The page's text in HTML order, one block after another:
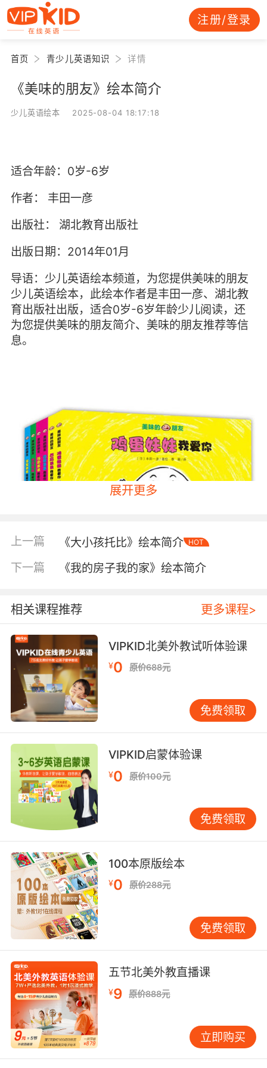
注册/登录
首页 青少儿英语知识 详情
《美味的朋友》绘本简介
少儿英语绘本 2025-08-04 18:17:18
适合年龄：0岁-6岁
作者：
丰田一彦
出版社：
湖北教育出版社
出版日期：2014年01月
导语：少儿英语绘本频道，为您提供美味的朋友
少儿英语绘本，此绘本作者是丰田一彦、湖北教
育出版社出版，适合0岁-6岁年龄少儿阅读，还
为您提供美味的朋友简介、美味的朋友推荐等信
息。
内容简介
《美味的朋友》是0~6岁孩子培养健康饮食首选
图画书，日本经典幼儿食育绘本，日本当代著名
女诗人、日本文坛最受瞩目的角川短歌赏获得者
万智倾力推荐。
《美味的朋友》共6册，美味主人公包括饭团、鸡
蛋、豆腐、纳豆、西瓜、苹果，个个形象可爱，
活力十足，它们都有一段略有波折的有趣经历，
积极解决问题，并用手势告诉小读者：“不用担
心！”然后向小读者献上一味美食。
《美味的朋友》让幼儿对这样健康食品产生兴
趣，帮助幼儿爱上吃饭，养成健康饮食习惯。随
书附赠澳大利亚营养师协会认证督导营养师刘遂
谦编写的《美味的朋友》营养手册，为小读者献
上配套的实用幼儿健康美味食谱。
媒体评论
一提起教育，人们立刻想到的是德育、智育、体
育。但是近年来，食育也被提升到重要的位置。
有些国家，例如日本甚至制定了有关食育的法
展开更多
上一篇 《大小孩托比》绘本简介 HOT
下一篇 《我的房子我的家》绘本简介
相关课程推荐 更多课程>
VIPKID北美外教试听体验课
¥0 原价688元
免费领取
VIPKID启蒙体验课
¥0 原价100元
免费领取
100本原版绘本
¥0 原价288元
免费领取
五节北美外教直播课
¥9 原价888元
立即购买